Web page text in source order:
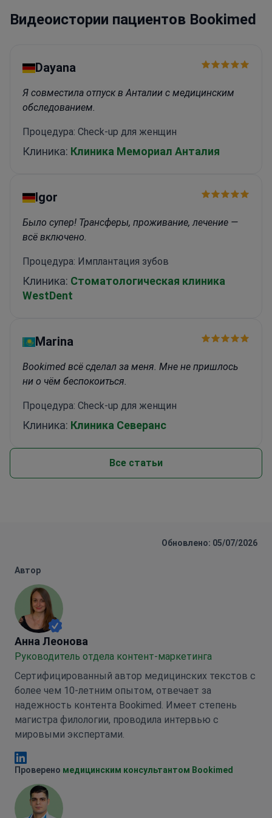
Видеоистории пациентов Bookimed
Dayana
Я совместила отпуск в Анталии с медицинским
обследованием.
Процедура: Check-up для женщин
Клиника: Клиника Мемориал Анталия
Igor
Было супер! Трансферы, проживание, лечение —
всё включено.
Процедура: Имплантация зубов
Клиника: Стоматологическая клиника
WestDent
Marina
Bookimed всё сделал за меня. Мне не пришлось
ни о чём беспокоиться.
Процедура: Check-up для женщин
Клиника: Клиника Северанс
Все статьи
Обновлено: 05/07/2026
Автор
Анна Леонова
Анна Леонова
Руководитель отдела контент-маркетинга
Сертифицированный автор медицинских текстов с
более чем 10-летним опытом, отвечает за
надежность контента Bookimed. Имеет степень
магистра филологии, проводила интервью с
мировыми экспертами.
Анна Леонова Linkedin
Проверено медицинским консультантом Bookimed